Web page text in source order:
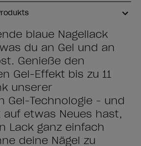
blaue Nagellack
du an Gel und an
Genieße den
Gel-Effekt bis zu 11
unserer
Gel-Technologie - und
etwas Neues hast,
Lack ganz einfach
deine Nägel zu